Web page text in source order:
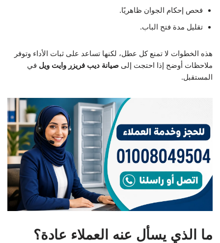
فحص إحكام الجوان ظاهريًا.
تقليل مدة فتح الباب.
هذه الخطوات لا تمنع كل عطل، لكنها تساعد على ثبات الأداء وتوفر
ملاحظات أوضح إذا احتجت إلى صيانة ديب فريزر وايت ويل في
المستقبل.
ما الذي يسأل عنه العملاء عادة؟